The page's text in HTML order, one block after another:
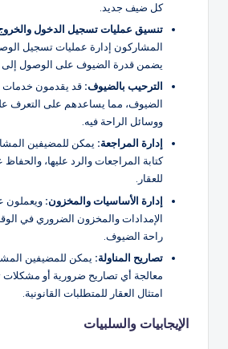
كل ضيف جديد.
تنسيق عمليات تسجيل الدخول
المشاركون إدارة عمليات تسجيل
يضمن قدرة الضيوف على الوصول إلى
الترحيب بالضيوف: قد يقدمون خدمات
الضيوف، مما يساعدهم على التعرف
ووسائل الراحة فيه.
إدارة المراجعة: يمكن للمضيفين
كتابة المراجعات والرد عليها،
للعقار.
إدارة الأساسيات والمخزون: ويعملون
الإمدادات والمخزون الضروري في
راحة الضيوف.
تصاريح المناولة: يمكن للمضيفين
معالجة أي تصاريح ضرورية أو
امتثال العقار للمتطلبات القانونية.
الإيجابيات والسلبيات